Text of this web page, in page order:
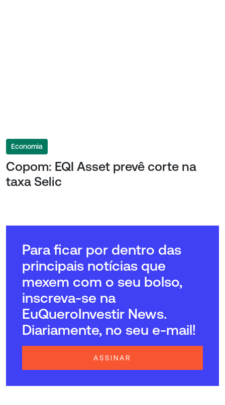
Economia
Copom: EQI Asset prevê corte na
taxa Selic
Para ficar por dentro das
principais notícias que
mexem com o seu bolso,
inscreva-se na
EuQueroInvestir News.
Diariamente, no seu e-mail!
ASSINAR